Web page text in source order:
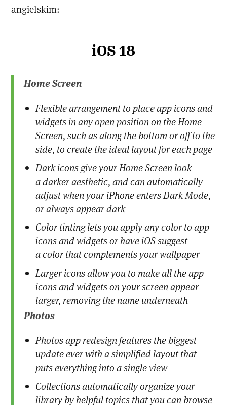
angielskim:
iOS 18
Home Screen
Flexible arrangement to place app icons and
widgets in any open position on the Home
Screen, such as along the bottom or off to the
side, to create the ideal layout for each page
Dark icons give your Home Screen look
a darker aesthetic, and can automatically
adjust when your iPhone enters Dark Mode,
or always appear dark
Color tinting lets you apply any color to app
icons and widgets or have iOS suggest
a color that complements your wallpaper
Larger icons allow you to make all the app
icons and widgets on your screen appear
larger, removing the name underneath
Photos
Photos app redesign features the biggest
update ever with a simplified layout that
puts everything into a single view
Collections automatically organize your
library by helpful topics that you can browse